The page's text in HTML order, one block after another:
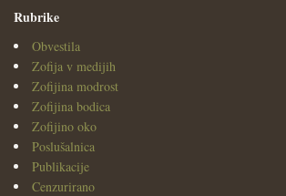
Rubrike
Obvestila
Zofija v medijih
Zofijina modrost
Zofijina bodica
Zofijino oko
Poslušalnica
Publikacije
Cenzurirano